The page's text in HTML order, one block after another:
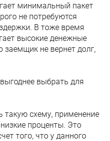
минимальный пакет
не потребуются
В тоже время
высокие денежные
заемщик не вернет долг,
выбрать для
такую схему, применение
проценты. Это
того, что у данного